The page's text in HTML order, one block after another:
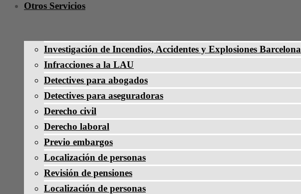
Otros Servicios
Investigación de Incendios, Accidentes y Explosiones Barcelona
Infracciones a la LAU
Detectives para abogados
Detectives para aseguradoras
Derecho civil
Derecho laboral
Previo embargos
Localización de personas
Revisión de pensiones
Localización de personas